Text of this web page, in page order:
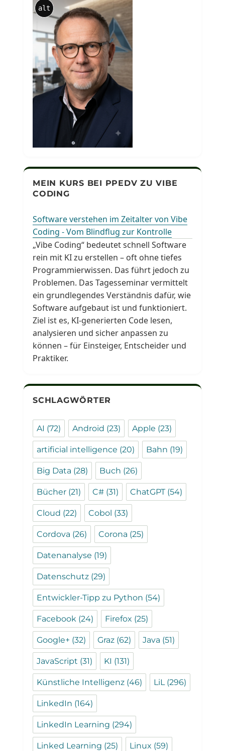
alt
MEIN KURS BEI PPEDV ZU VIBE
CODING
Software verstehen im Zeitalter von Vibe
Coding - Vom Blindflug zur Kontrolle
„Vibe Coding“ bedeutet schnell Software
rein mit KI zu erstellen – oft ohne tiefes
Programmierwissen. Das führt jedoch zu
Problemen. Das Tagesseminar vermittelt
ein grundlegendes Verständnis dafür, wie
Software aufgebaut ist und funktioniert.
Ziel ist es, KI-generierten Code lesen,
analysieren und sicher anpassen zu
können – für Einsteiger, Entscheider und
Praktiker.
SCHLAGWÖRTER
AI (72) Android (23) Apple (23)
artificial intelligence (20) Bahn (19)
Big Data (28) Buch (26)
Bücher (21) C# (31) ChatGPT(54)
Cloud (22) Cobol (33)
Cordova (26) Corona (25)
Datenanalyse (19)
Datenschutz (29)
Entwickler-Tipp zu Python (54)
Facebook (24) Firefox (25)
Google+ (32) Graz (62) Java (51)
JavaScript (31) KI (131)
Künstliche Intelligenz (46) LiL(296)
LinkedIn (164)
LinkedIn Learning (294)
Linked Learning (25) Linux (59)